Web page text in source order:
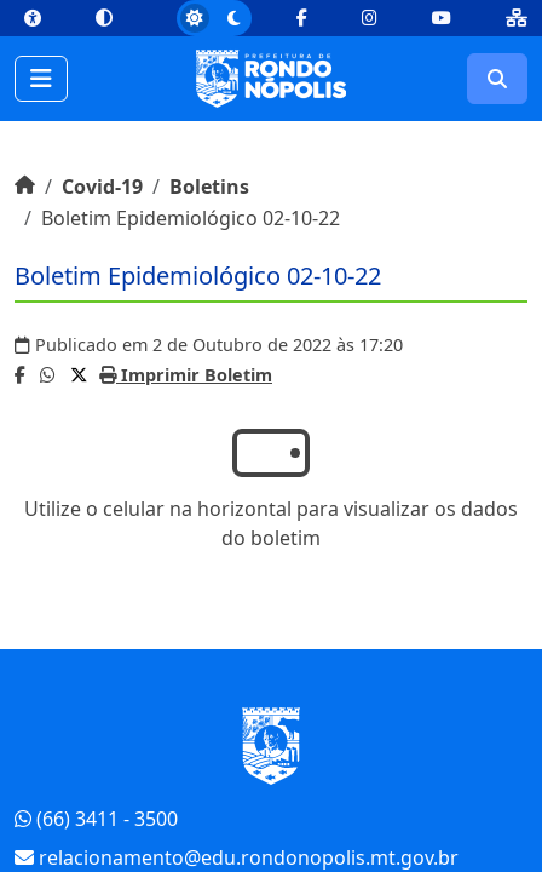
topConteúdo [1] Menu Principal [2] Busca [3] Rodapé [4]
FacebookInstagramYoutube
Início do conteúdo
InícioCovid-19
Boletins
Boletim Epidemiológico 02-10-22
Boletim Epidemiológico 02-10-22
Publicado em 2 de Outubro de 2022 às 17:20
Imprimir Boletim
Utilize o celular na horizontal para visualizar os dados
do boletim
(66) 3411 - 3500
relacionamento@edu.rondonopolis.mt.gov.br